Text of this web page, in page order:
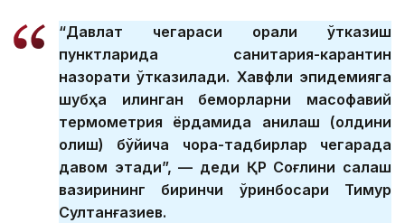
“Давлат чегараси орқали ўтказиш
пунктларида санитария-карантин
назорати ўтказилади. Хавфли эпидемияга
шубҳа қилинган беморларни масофавий
термометрия ёрдамида аниқлаш (олдини
олиш) бўйича чора-тадбирлар чегарада
давом этади”, — деди ҚР Соғлиқни сақлаш
вазирининг биринчи ўринбосари Тимур
Султанғазиев.